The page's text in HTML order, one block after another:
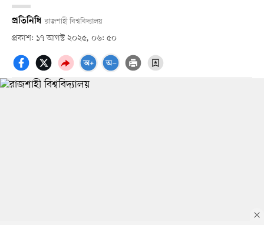
প্রতিনিধি রাজশাহী বিশ্ববিদ্যালয়
প্রকাশ: ১৭ আগস্ট ২০২৫, ০৬: ৫০